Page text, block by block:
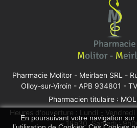
En poursuivant votre navigation
Pharmacie Molitor - Meirlaen SRL -
Olloy-sur-Viroin - APB 934801 -
Pharmacien titulaire :
Heures d'ouverture : Lundi -
- 18h30, Samedi :